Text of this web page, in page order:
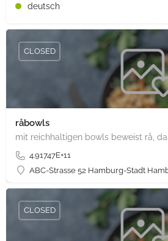
deutsch
råbowls
4.91747E+11
ABC-Strasse 52 Hamburg-Stadt
CLOSED
CLOSED